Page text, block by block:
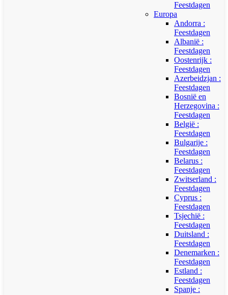
Feestdagen
Europa
Andorra :
Feestdagen
Albanië :
Feestdagen
Oostenrijk :
Feestdagen
Azerbeidzjan :
Feestdagen
Bosnië en
Herzegovina :
Feestdagen
België :
Feestdagen
Bulgarije :
Feestdagen
Belarus :
Feestdagen
Zwitserland :
Feestdagen
Cyprus :
Feestdagen
Tsjechië :
Feestdagen
Duitsland :
Feestdagen
Denemarken :
Feestdagen
Estland :
Feestdagen
Spanje :